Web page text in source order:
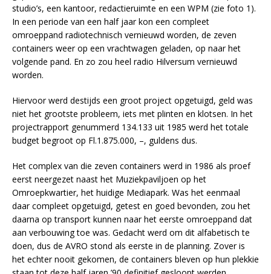
studio’s, een kantoor, redactieruimte en een WPM (zie foto 1).
In een periode van een half jaar kon een compleet
omroeppand radiotechnisch vernieuwd worden, de zeven
containers weer op een vrachtwagen geladen, op naar het
volgende pand. En zo zou heel radio Hilversum vernieuwd
worden.
Hiervoor werd destijds een groot project opgetuigd, geld was
niet het grootste probleem, iets met plinten en klotsen. In het
projectrapport genummerd 134.133 uit 1985 werd het totale
budget begroot op Fl.1.875.000, –, guldens dus.
Het complex van die zeven containers werd in 1986 als proef
eerst neergezet naast het Muziekpaviljoen op het
Omroepkwartier, het huidige Mediapark. Was het eenmaal
daar compleet opgetuigd, getest en goed bevonden, zou het
daarna op transport kunnen naar het eerste omroeppand dat
aan verbouwing toe was. Gedacht werd om dit alfabetisch te
doen, dus de AVRO stond als eerste in de planning. Zover is
het echter nooit gekomen, de containers bleven op hun plekkie